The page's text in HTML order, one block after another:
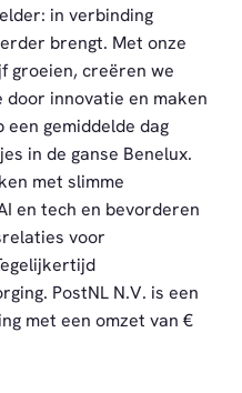
in verbinding
brengt. Met onze
groeien, creëren we
innovatie en maken
gemiddelde dag
in de ganse Benelux.
met slimme
en tech en bevorderen
voor
PostNL N.V. is een
met een omzet van €